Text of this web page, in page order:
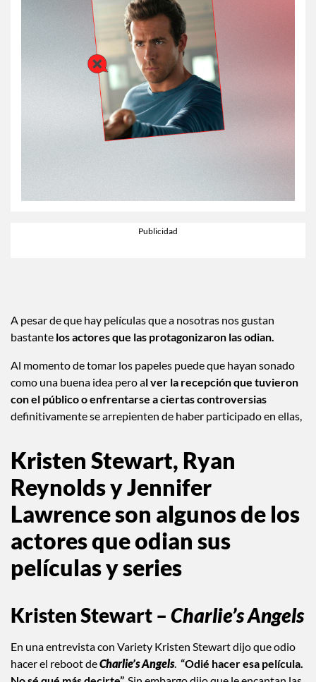
A pesar de que hay películas que a nosotras nos gustan
bastante los actores que las protagonizaron las odian.
Al momento de tomar los papeles puede que hayan sonado
como una buena idea pero al ver la recepción que tuvieron
con el público o enfrentarse a ciertas controversias
definitivamente se arrepienten de haber participado en ellas,
Kristen Stewart, Ryan
Reynolds y Jennifer
Lawrence son algunos de los
actores que odian sus
películas y series
Kristen Stewart – Charlie’s Angels
En una entrevista con Variety Kristen Stewart dijo que odio
hacer el reboot deCharlie’s Angels. “Odié hacer esa película.